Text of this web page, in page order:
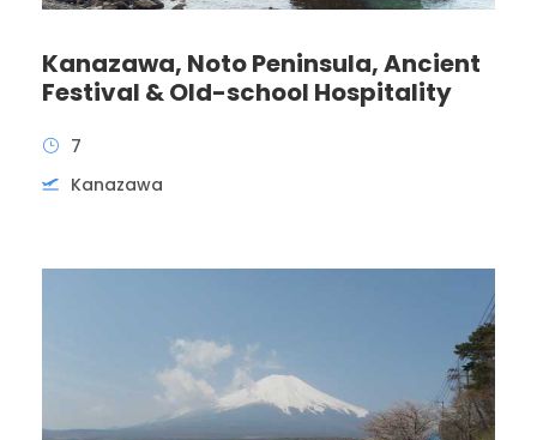
Kanazawa, Noto Peninsula, Ancient
Festival & Old-school Hospitality
7
Kanazawa